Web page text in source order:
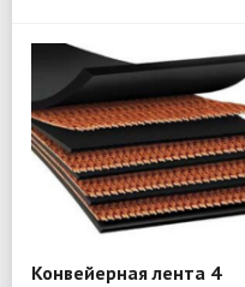
Конвейерная лента 4